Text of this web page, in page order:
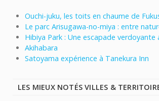
Ouchi-juku, les toits en chaume de
Le parc Arisugawa-no-miya : entre
Hibiya Park : Une escapade verdoyante
Akihabara
Satoyama expérience à Tanekura Inn
LES MIEUX NOTÉS VILLES &